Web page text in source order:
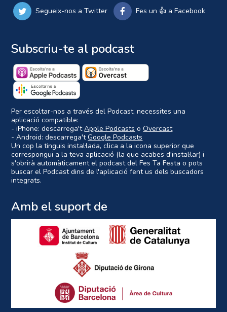
Segueix-nos a Twitter Fes un 👍 a Facebook
Subscriu-te al podcast
Per escoltar-nos a través del Podcast, necessites una
aplicació compatible:
- iPhone: descarrega'tApple Podcasts oOvercast
- Android: descarrega'tGoogle Podcasts
Un cop la tinguis instal·lada, clica a la icona superior que
correspongui a la teva aplicació (la que acabes d'instal·lar) i
s'obrirà automàticament el podcast del Fes Ta Festa o pots
buscar el Podcast dins de l'aplicació fent us dels buscadors
integrats.
Amb el suport de